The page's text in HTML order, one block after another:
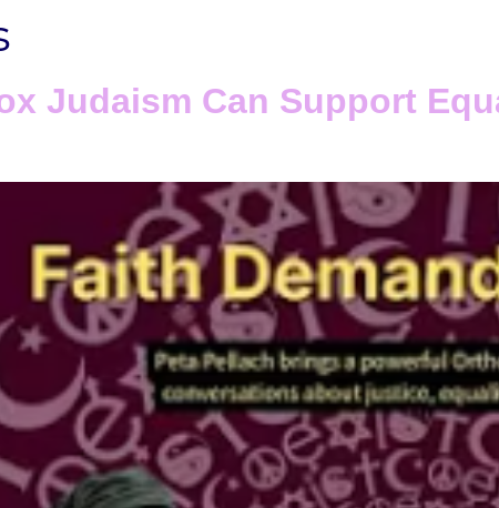
Judaism Can Support